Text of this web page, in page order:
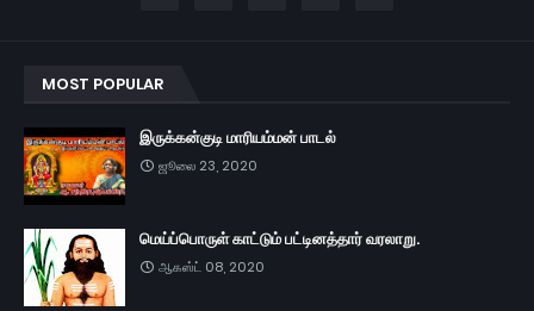
MOST POPULAR
இருக்கன்குடி மாரியம்மன் பாடல்
ஜூலை 23, 2020
மெய்ப்பொருள் காட்டும் பட்டினத்தார் வரலாறு.
ஆகஸ்ட் 08, 2020